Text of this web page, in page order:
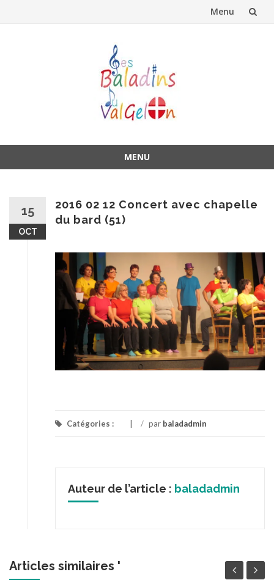
Menu
MENU
15
OCT
2016 02 12 Concert avec chapelle
du bard (51)
Catégories : / par baladadmin
Auteur de l’article : baladadmin
Articles similaires '